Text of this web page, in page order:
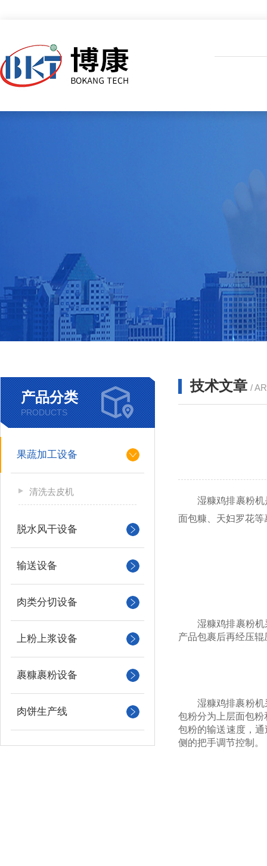
产品分类
PRODUCTS
果蔬加工设备
清洗去皮机
脱水风干设备
输送设备
肉类分切设备
上粉上浆设备
裹糠裹粉设备
肉饼生产线
技术文章 /
湿糠鸡排裹粉
面包糠、天妇罗花等
湿糠鸡排裹粉机
产品包裹后再经压
湿糠鸡排裹粉机
包粉分为上层面包
包粉的输送速度，
侧的把手调节控制。